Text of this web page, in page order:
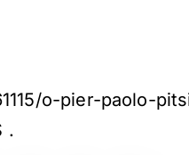
o-pier-paolo-
.